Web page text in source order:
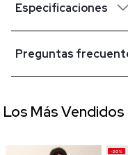
Especificaciones
Preguntas
-20%
Los Más Vendidos